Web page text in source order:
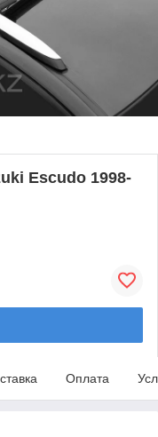
Escudo 1998-
Оплата